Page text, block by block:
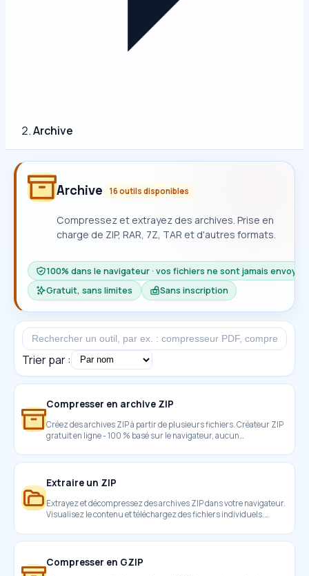
Archive
Archive 16 outils disponibles
Compressez et extrayez des archives. Prise en
charge de ZIP, RAR, 7Z, TAR et d'autres formats.
100% dans le navigateur · vos fichiers ne sont jamais envoyés
Gratuit, sans limites
Sans inscription
Trier par :
Compresser en archive ZIP
Créez des archives ZIP à partir de plusieurs fichiers. Créateur ZIP
gratuit en ligne - 100 % basé sur le navigateur, aucun
Extraire un ZIP
Extrayez et décompressez des archives ZIP dans votre navigateur.
Visualisez le contenu et téléchargez des fichiers individuels.
Compresser en GZIP